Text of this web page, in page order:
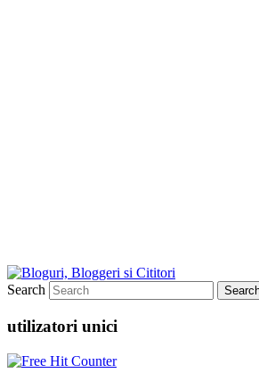
Search
utilizatori unici